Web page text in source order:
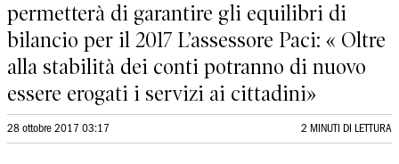
permetterà di garantire gli equilibri di
bilancio per il 2017 L’assessore Paci: « Oltre
alla stabilità dei conti potranno di nuovo
essere erogati i servizi ai cittadini»
28 ottobre 2017 03:17 2 MINUTI DI LETTURA